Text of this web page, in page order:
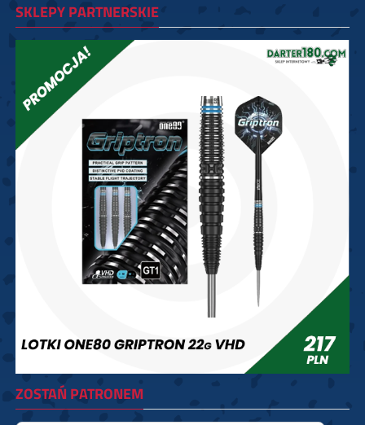
SKLEPY PARTNERSKIE
ZOSTAŃ PATRONEM